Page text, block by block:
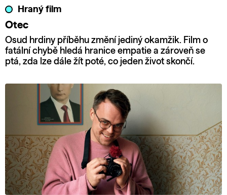
Hraný film
Otec
Osud hrdiny příběhu změní jediný okamžik. Film o
fatální chybě hledá hranice empatie a zároveň se
ptá, zda lze dále žít poté, co jeden život skončí.